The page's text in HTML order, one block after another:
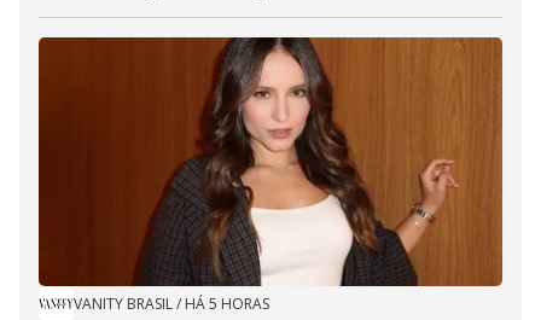
VANITY BRASIL/ HÁ 5 HORAS